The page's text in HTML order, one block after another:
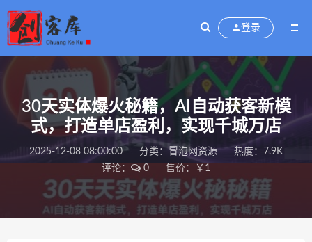
登录
30天实体爆火秘籍，AI自动获客新模
式，打造单店盈利，实现千城万店
2025-12-08 08:00:00 分类：冒泡网资源
热度：7.9K
评论：
0 售价：￥1